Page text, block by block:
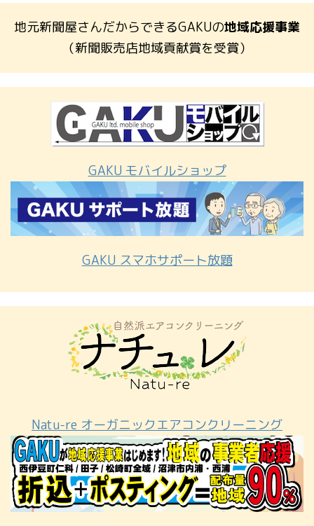
地元新聞屋さんだからできるGAKUの地域応援事業
（新聞販売店地域貢献賞を受賞）
GAKU モバイルショップ
GAKU スマホサポート放題
Natu-re オーガニックエアコンクリーニング